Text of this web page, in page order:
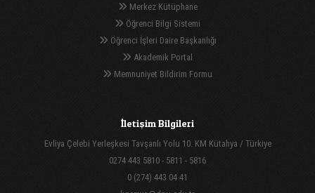
Merkez Kütüphane
Öğrenci Bilgi Sistemi
Öğrenci İşleri Daire Başkanlığı
Akademik Portal
Memnuniyet Bildirim Formu
İletişim Bilgileri
Evliya Çelebi Yerleşkesi Tavşanlı Yolu 10. KM Kütahya / Türkiye
0274 443 5810 - 5811 - 5816
0 (274) 443 04 41